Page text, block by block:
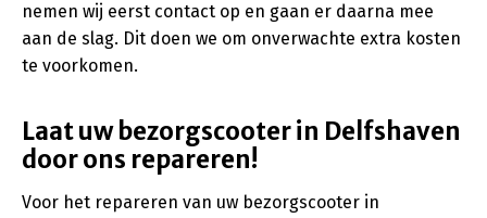
nemen wij eerst contact op en gaan er daarna mee
aan de slag. Dit doen we om onverwachte extra kosten
te voorkomen.
Laat uw bezorgscooter in Delfshaven
door ons repareren!
Voor het repareren van uw bezorgscooter in